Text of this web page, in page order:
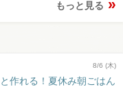
もっと見る
8/6 (木)
作れる！夏休み朝ごはん